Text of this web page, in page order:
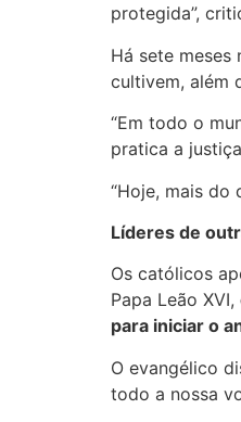
protegida”,
Há sete
cultivem, além
“Em todo o
pratica a
“Hoje, mais do
Líderes de
Os católicos
Papa Leão XVI,
para iniciar o
O evangélico
todo a nossa